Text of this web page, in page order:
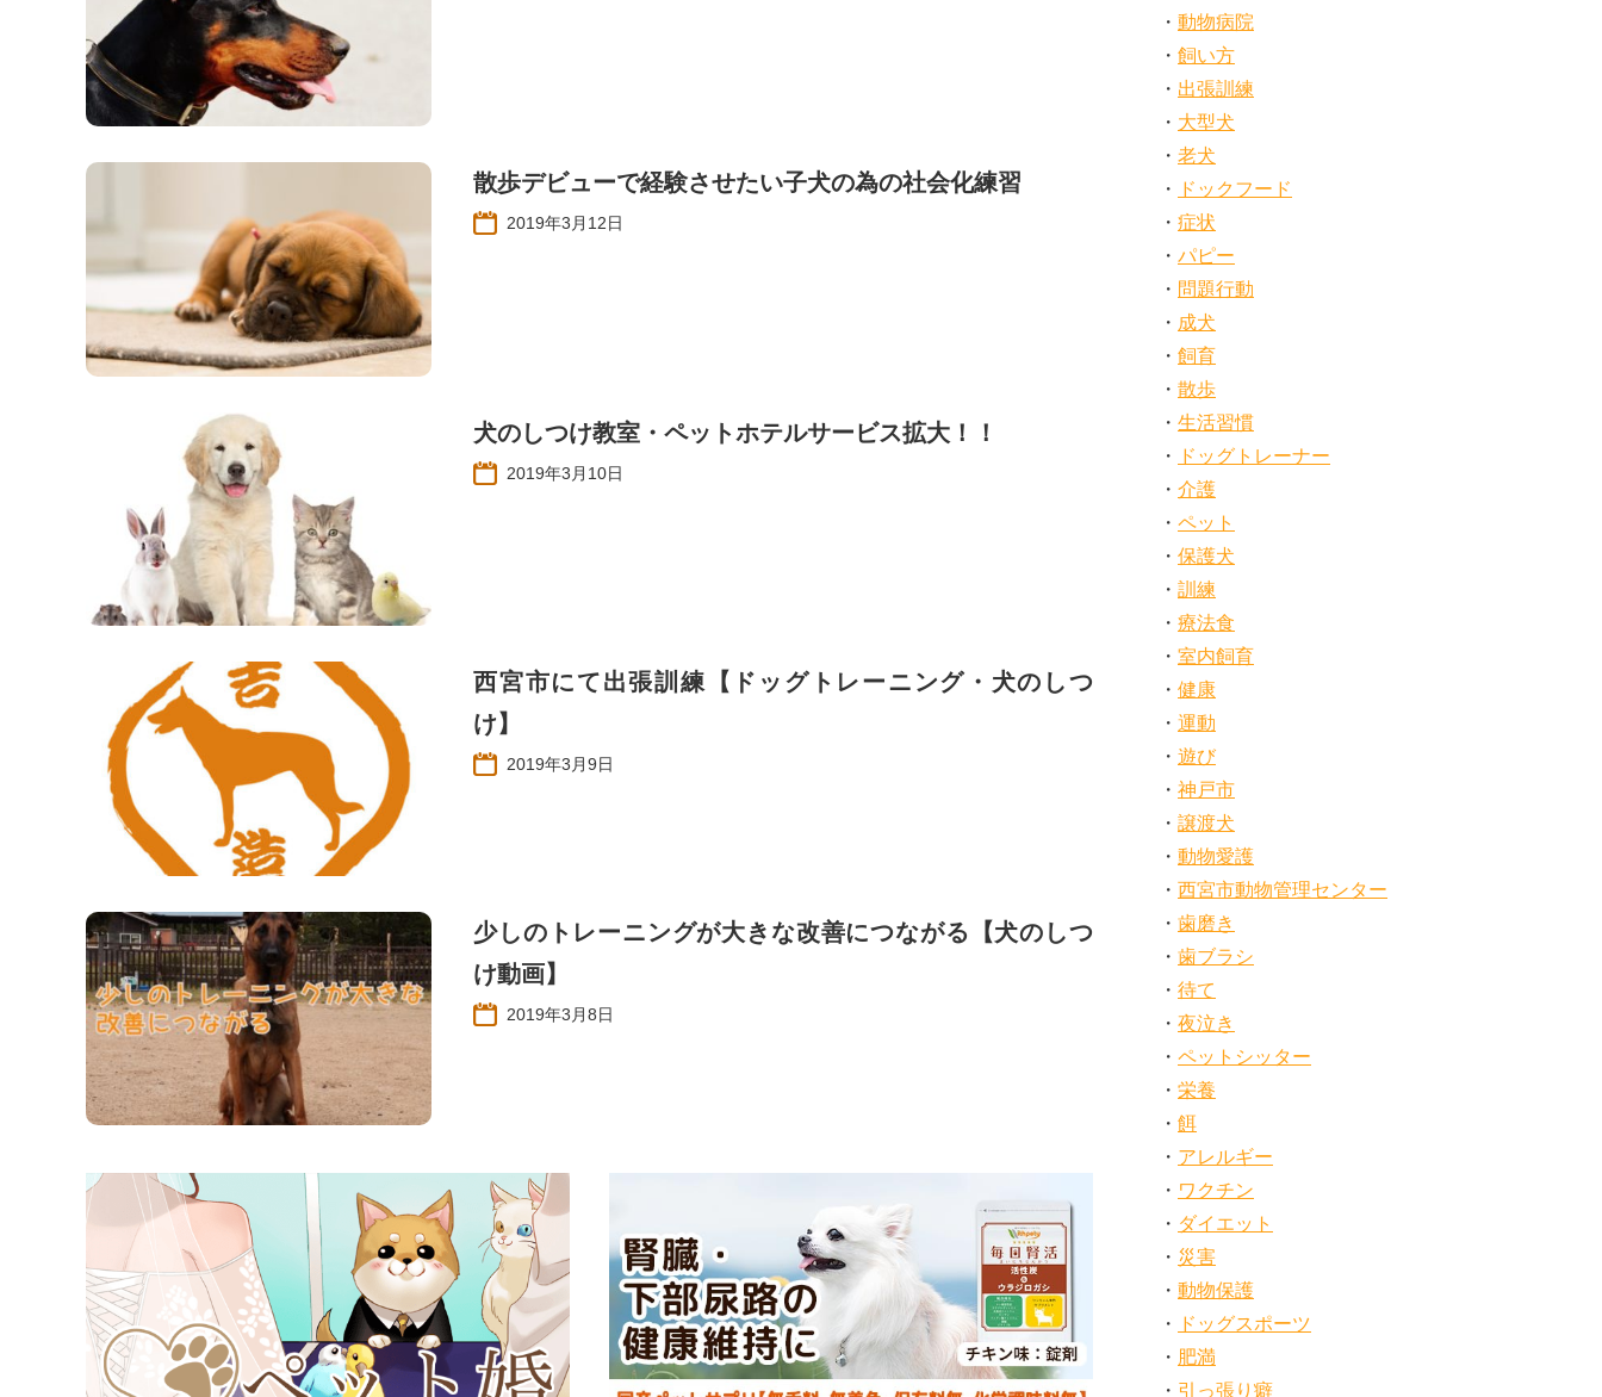
散歩デビューで経験させたい子犬の為の社会化練習
2019年3月12日
犬のしつけ教室・ペットホテルサービス拡大！！
2019年3月10日
西宮市にて出張訓練【ドッグトレーニング・犬のしつ
け】
2019年3月9日
少しのトレーニングが大きな改善につながる【犬のしつ
け動画】
2019年3月8日
動物病院
飼い方
出張訓練
大型犬
老犬
ドックフード
症状
パピー
問題行動
成犬
飼育
散歩
生活習慣
ドッグトレーナー
介護
ペット
保護犬
訓練
療法食
室内飼育
健康
運動
遊び
神戸市
譲渡犬
動物愛護
西宮市動物管理センター
歯磨き
歯ブラシ
待て
夜泣き
ペットシッター
栄養
餌
アレルギー
ワクチン
ダイエット
災害
動物保護
ドッグスポーツ
肥満
引っ張り癖